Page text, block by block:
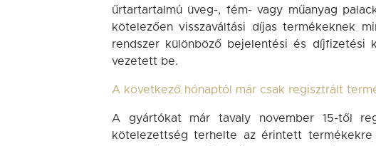
űrtartartalmú üveg-, fém- vagy műanyag
kötelezően visszaváltási díjas termékeknek
rendszer különböző bejelentési és díjfizetési
vezetett be.
A következő hónaptól már csak regisztrált
A gyártókat már tavaly november 15-től
kötelezettség terhelte az érintett